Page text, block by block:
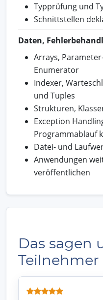
Typprüfung und
Schnittstellen
Daten,
Arrays,
Enumerator
Indexer,
und Tuples
Strukturen,
Exception
Programmablauf
Datei- und
Anwendungen
veröffentlichen
Das sagen
Teilnehmer